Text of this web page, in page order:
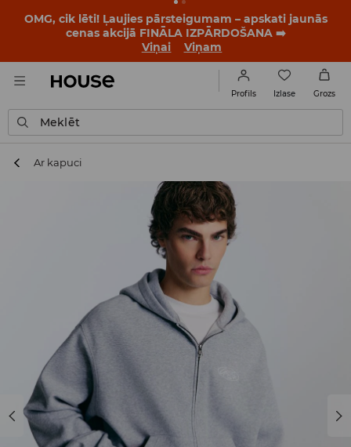
BACK TO SCHOOL📒Labākie stāsti sākas vēl pirms
pirmā zvana. Sāc jauno mācību gadu ar jaunu stilu!
Viņai
Viņam
Profils Izlase Grozs
Meklēt
Ar kapuci